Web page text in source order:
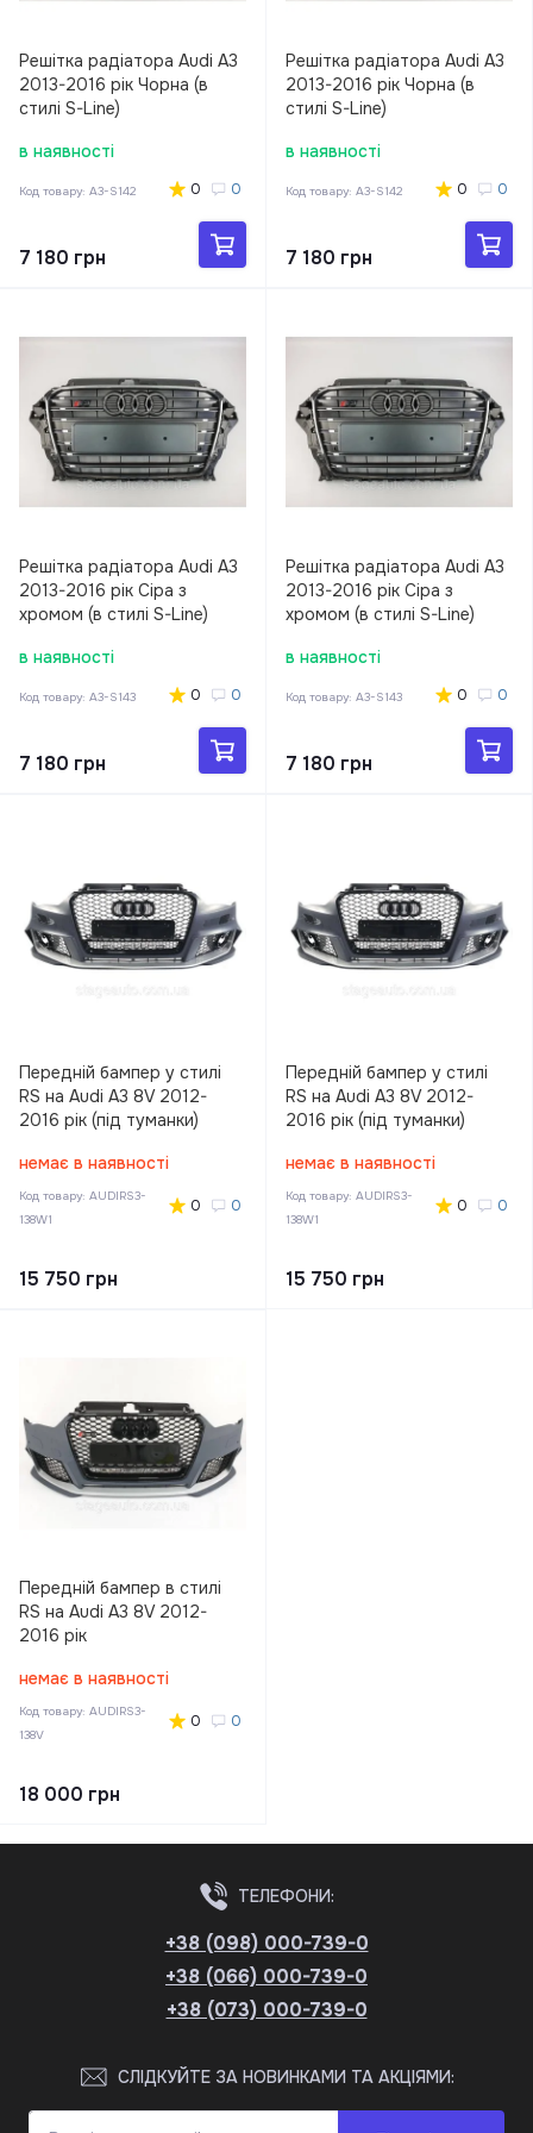
Решітка радіатора Audi A3
2013-2016 рік Чорна (в
стилі S-Line)
в наявності
Код товару: A3-S142 0 0
7 180 грн
Решітка радіатора Audi A3
2013-2016 рік Чорна (в
стилі S-Line)
в наявності
Код товару: A3-S142 0 0
7 180 грн
Решітка радіатора Audi A3
2013-2016 рік Сіра з
хромом (в стилі S-Line)
в наявності
Код товару: A3-S143 0 0
7 180 грн
Решітка радіатора Audi A3
2013-2016 рік Сіра з
хромом (в стилі S-Line)
в наявності
Код товару: A3-S143 0 0
7 180 грн
Передній бампер у стилі
RS на Audi A3 8V 2012-
2016 рік (під туманки)
немає в наявності
Код товару: AUDIRS3-
138W1
0 0
15 750 грн
Передній бампер у стилі
RS на Audi A3 8V 2012-
2016 рік (під туманки)
немає в наявності
Код товару: AUDIRS3-
138W1
0 0
15 750 грн
Передній бампер в стилі
RS на Audi A3 8V 2012-
2016 рік
немає в наявності
Код товару: AUDIRS3-
138V
0 0
18 000 грн
ТЕЛЕФОНИ:
+38 (098) 000-739-0
+38 (066) 000-739-0
+38 (073) 000-739-0
СЛІДКУЙТЕ ЗА НОВИНКАМИ ТА АКЦІЯМИ: